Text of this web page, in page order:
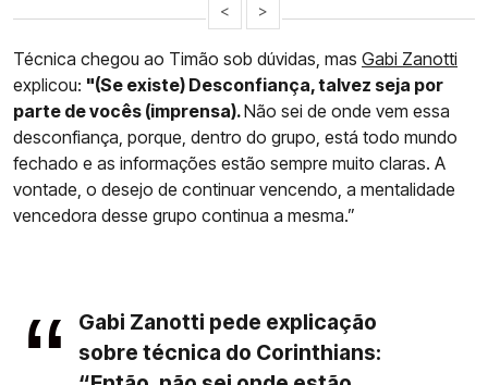
< >
Técnica chegou ao Timão sob dúvidas, mas Gabi Zanotti
explicou: "(Se existe) Desconfiança, talvez seja por
parte de vocês (imprensa).Não sei de onde vem essa
desconfiança, porque, dentro do grupo, está todo mundo
fechado e as informações estão sempre muito claras. A
vontade, o desejo de continuar vencendo, a mentalidade
vencedora desse grupo continua a mesma.”
Gabi Zanotti pede explicação
sobre técnica do Corinthians: